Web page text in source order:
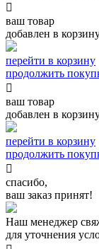

ваш товар
добавлен в
перейти в корзину
продолжить

ваш товар
добавлен в
перейти в корзину
продолжить

спасибо,
ваш заказ принят!
Наш менеджер
для уточнения